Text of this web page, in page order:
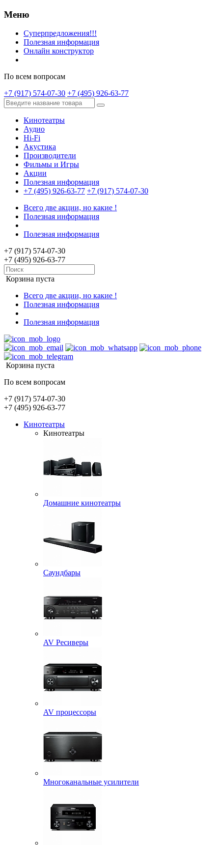
Меню
Суперпредложения!!!
Полезная информация
Онлайн конструктор
По всем вопросам
+7 (917) 574-07-30 +7 (495) 926-63-77
Кинотеатры
Аудио
Hi-Fi
Акустика
Производители
Фильмы и Игры
Акции
Полезная информация
+7 (495) 926-63-77 +7 (917) 574-07-30
Всего две акции, но какие !
Полезная информация
Полезная информация
+7 (917) 574-07-30
+7 (495) 926-63-77
Корзина пуста
Всего две акции, но какие !
Полезная информация
Полезная информация
Корзина пуста
По всем вопросам
+7 (917) 574-07-30
+7 (495) 926-63-77
Кинотеатры
Кинотеатры
Домашние кинотеатры
Саундбары
AV Ресиверы
AV процессоры
Многоканальные усилители